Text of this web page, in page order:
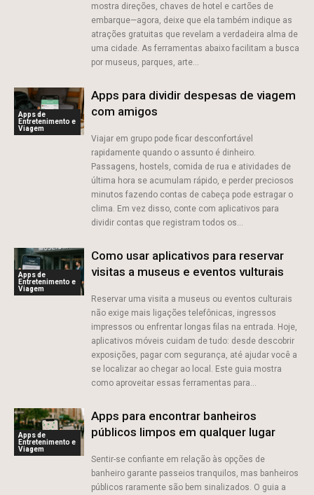
mostra direções, chaves de hotel e cartões de
embarque—agora, deixe que ela também indique as
atrações gratuitas que revelam a verdadeira alma de
uma cidade. As ferramentas abaixo facilitam a busca
por museus, parques, arte...
Apps de
Entretenimento e
Viagem
Apps para dividir despesas de viagem
com amigos
Viajar em grupo pode ficar desconfortável
rapidamente quando o assunto é dinheiro.
Passagens, hostels, comida de rua e atividades de
última hora se acumulam rápido, e perder preciosos
minutos fazendo contas de cabeça pode estragar o
clima. Em vez disso, conte com aplicativos para
dividir contas que registram todos os...
Apps de
Entretenimento e
Viagem
Como usar aplicativos para reservar
visitas a museus e eventos vulturais
Reservar uma visita a museus ou eventos culturais
não exige mais ligações telefônicas, ingressos
impressos ou enfrentar longas filas na entrada. Hoje,
aplicativos móveis cuidam de tudo: desde descobrir
exposições, pagar com segurança, até ajudar você a
se localizar ao chegar ao local. Este guia mostra
como aproveitar essas ferramentas para...
Apps de
Entretenimento e
Viagem
Apps para encontrar banheiros
públicos limpos em qualquer lugar
Sentir-se confiante em relação às opções de
banheiro garante passeios tranquilos, mas banheiros
públicos raramente são bem sinalizados. O guia a